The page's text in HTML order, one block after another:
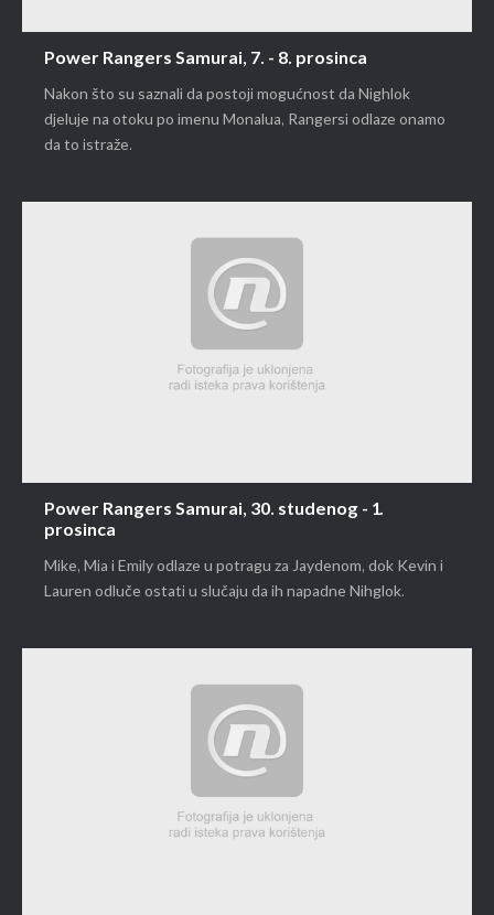
Power Rangers Samurai, 7. - 8. prosinca
Nakon što su saznali da postoji mogućnost da Nighlok
djeluje na otoku po imenu Monalua, Rangersi odlaze onamo
da to istraže.
Power Rangers Samurai, 30. studenog - 1.
prosinca
Mike, Mia i Emily odlaze u potragu za Jaydenom, dok Kevin i
Lauren odluče ostati u slučaju da ih napadne Nihglok.